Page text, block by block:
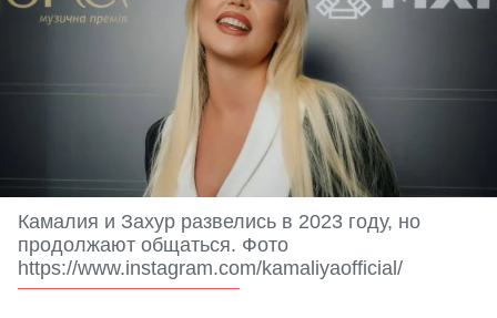
Камалия и Захур развелись в 2023 году, но
продолжают общаться. Фото
https://www.instagram.com/kamaliyaofficial/